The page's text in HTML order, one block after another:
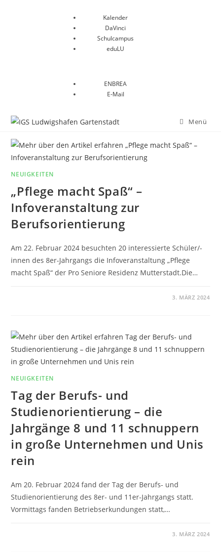
Kalender
DaVinci
Schulcampus
eduLU
ENBREA
E-Mail
Menü
NEUIGKEITEN
„Pflege macht Spaß“ –
Infoveranstaltung zur
Berufsorientierung
Am 22. Februar 2024 besuchten 20 interessierte Schüler/-
innen des 8er-Jahrgangs die Infoveranstaltung „Pflege
macht Spaß“ der Pro Seniore Residenz Mutterstadt.Die…
3. MÄRZ 2024
NEUIGKEITEN
Tag der Berufs- und
Studienorientierung – die
Jahrgänge 8 und 11 schnuppern
in große Unternehmen und Unis
rein
Am 20. Februar 2024 fand der Tag der Berufs- und
Studienorientierung des 8er- und 11er-Jahrgangs statt.
Vormittags fanden Betriebserkundungen statt,…
3. MÄRZ 2024